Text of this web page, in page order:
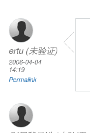
ertu (未验证)
2006-04-04
14:19
Permalink